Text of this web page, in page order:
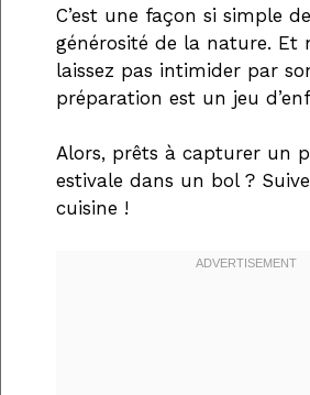
C’est une façon si simple
générosité de la nature. Et
laissez pas intimider par
préparation est un jeu
Alors, prêts à capturer un
estivale dans un bol ?
cuisine !